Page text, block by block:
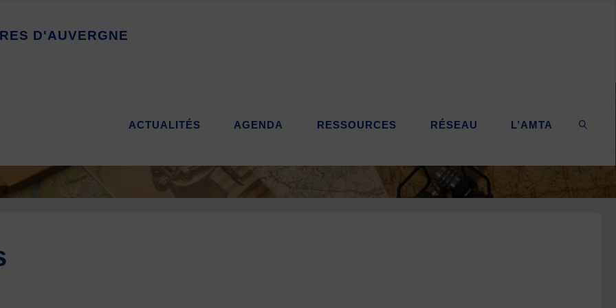
RES D'AUVERGNE
ACTUALITÉS AGENDA RESSOURCES RÉSEAU L’AMTA